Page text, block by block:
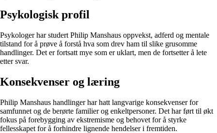
Psykologisk profil
Psykologer har studert Philip Manshaus oppvekst, adferd og mentale
tilstand for å prøve å forstå hva som drev ham til slike grusomme
handlinger. Det er fortsatt mye som er uklart, men de fortsetter å lete
etter svar.
Konsekvenser og læring
Philip Manshaus handlinger har hatt langvarige konsekvenser for
samfunnet og de berørte familier og enkeltpersoner. Det har ført til økt
fokus på forebygging av ekstremisme og behovet for å styrke
fellesskapet for å forhindre lignende hendelser i fremtiden.